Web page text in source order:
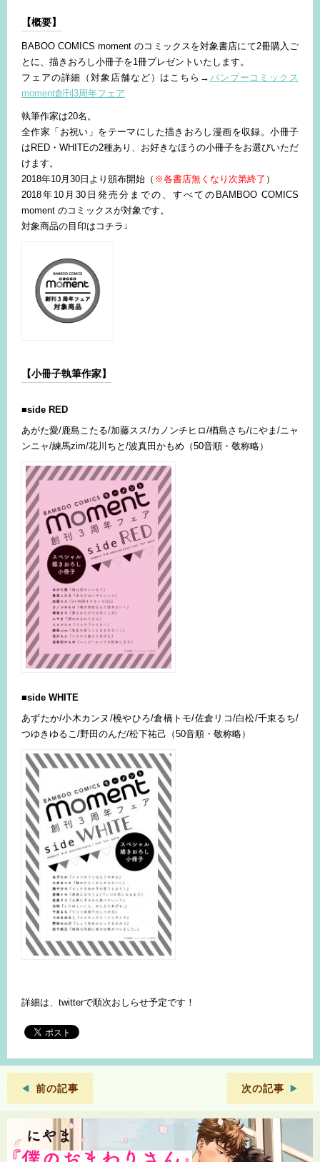
【概要】
BABOO COMICS moment のコミックスを対象書店にて2冊購入ご
とに、描きおろし小冊子を1冊プレゼントいたします。
フェアの詳細（対象店舗など）はこちら→ バンブーコミックス
moment創刊3周年フェア
執筆作家は20名。
全作家「お祝い」をテーマにした描きおろし漫画を収録。小冊子
はRED・WHITEの2種あり、お好きなほうの小冊子をお選びいただ
けます。
2018年10月30日より頒布開始（ ※各書店無くなり次第終了 ）
2018年10月30日発売分までの、すべてのBAMBOO COMICS
moment のコミックスが対象です。
対象商品の目印はコチラ↓
【小冊子執筆作家】
■side RED
あがた愛/鹿島こたる/加藤スス/カノンチヒロ/楢島さち/にやま/ニャ
ンニャ/練馬zim/花川ちと/波真田かもめ（50音順・敬称略）
■side WHITE
あずたか/小木カンヌ/橈やひろ/倉橋トモ/佐倉リコ/白松/千束るち/
つゆきゆるこ/野田のんだ/松下祐己（50音順・敬称略）
詳細は、twitterで順次おしらせ予定です！
前の記事 次の記事